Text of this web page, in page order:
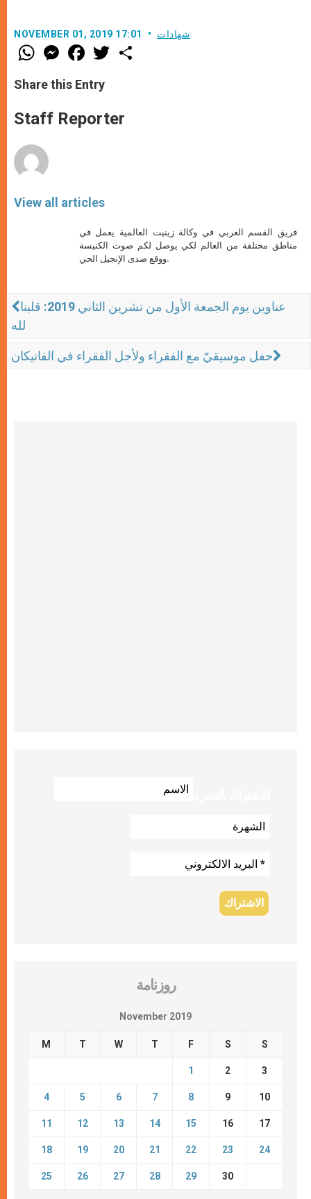
NOVEMBER 01, 2019 17:01 شهادات
W
h
t
s
p
p
M
e
s
e
g
e
F
a
e
b
o
k
w
r
Share this Entry
Staff Reporter
View all articles
فريق القسم العربي في وكالة زينيت العالمية يعمل في
مناطق مختلفة من العالم لكي يوصل لكم صوت الكنيسة
ووقع صدى الإنجيل الحي.
عناوين يوم الجمعة الأول من تشرين الثاني 2019: قلبنا
لله
حفل موسيقيّ مع الفقراء ولأجل الفقراء في الفاتيكان
روزنامة
November 2019
M T W T F S S
1 2 3
4 5 6 7 8 9 10
11 12 13 14 15 16 17
18 19 20 21 22 23 24
25 26 27 28 29 30